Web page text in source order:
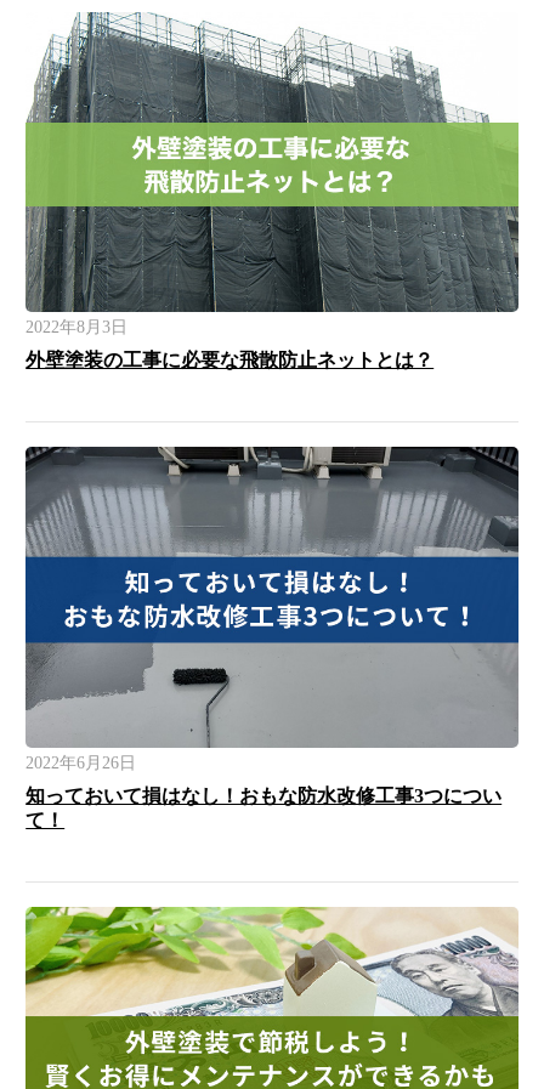
2022年8月3日
外壁塗装の工事に必要な飛散防止ネットとは？
2022年6月26日
知っておいて損はなし！おもな防水改修工事3つについ
て！